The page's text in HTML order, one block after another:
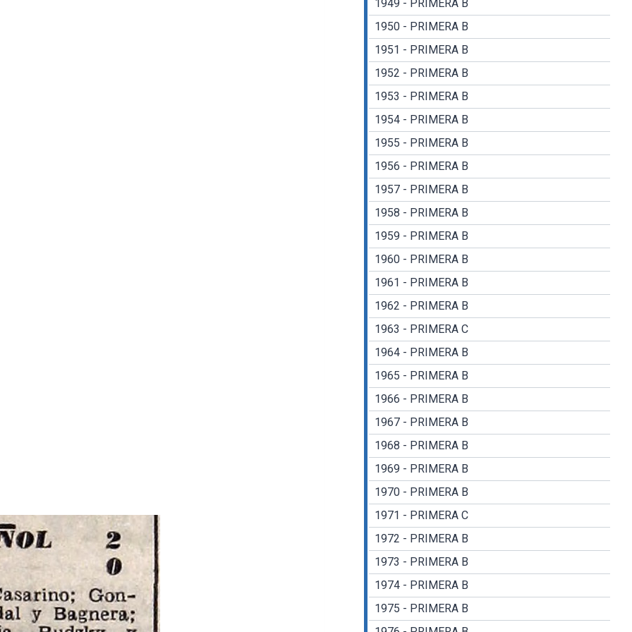
1949 - PRIMERA B
1950 - PRIMERA B
1951 - PRIMERA B
1952 - PRIMERA B
1953 - PRIMERA B
1954 - PRIMERA B
1955 - PRIMERA B
1956 - PRIMERA B
1957 - PRIMERA B
1958 - PRIMERA B
1959 - PRIMERA B
1960 - PRIMERA B
1961 - PRIMERA B
1962 - PRIMERA B
1963 - PRIMERA C
1964 - PRIMERA B
1965 - PRIMERA B
1966 - PRIMERA B
1967 - PRIMERA B
1968 - PRIMERA B
1969 - PRIMERA B
1970 - PRIMERA B
1971 - PRIMERA C
1972 - PRIMERA B
1973 - PRIMERA B
1974 - PRIMERA B
1975 - PRIMERA B